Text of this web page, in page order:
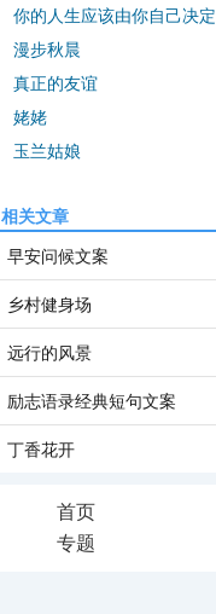
你的人生应该由你自己决定
漫步秋晨
真正的友谊
姥姥
玉兰姑娘
相关文章
早安问候文案
乡村健身场
远行的风景
励志语录经典短句文案
丁香花开
首页
专题